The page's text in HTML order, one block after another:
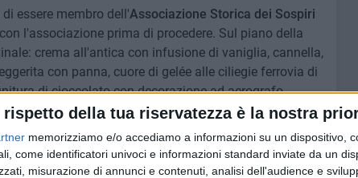
rispetto della tua riservatezza è la nostra
memorizziamo e/o accediamo a informazioni su un dispositivo,
come identificatori univoci e informazioni standard inviate da un
misurazione di annunci e contenuti, analisi dell'audience e
essere membro dell'Associazione Storica dei Sospiri
l'associazione prima di procedere. Sul piano della
crema all'antica con infusione di vaniglia, cannella,
con panna, cuore di gelée alle ciliegie ferrovia di
di cioccolato con decorazione ad aerografo.
di posizione di
Storiche, che ha espresso pieno sostegno al
di innovazione applicata alla tradizione e precisando